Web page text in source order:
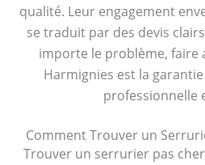
qualité. Leur engagement
se traduit par des devis
importe le problème, faire
Harmignies est la
professionnelle
Comment Trouver un
Trouver un serrurier pas